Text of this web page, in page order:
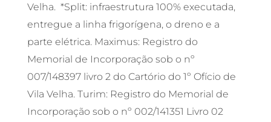
Velha. *Split: infraestrutura 100% executada,
entregue a linha frigorígena, o dreno e a
parte elétrica. Maximus: Registro do
Memorial de Incorporação sob o nº
007/148397 livro 2 do Cartório do 1º Ofício de
Vila Velha. Turim: Registro do Memorial de
Incorporação sob o nº 002/141351 Livro 02